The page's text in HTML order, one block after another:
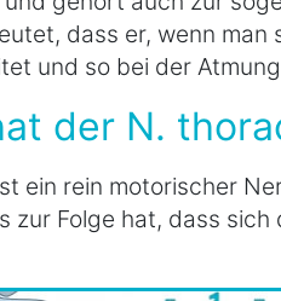
dass er, wenn man
und so bei der
der N.
ein rein motorischer
zur Folge hat, dass sich